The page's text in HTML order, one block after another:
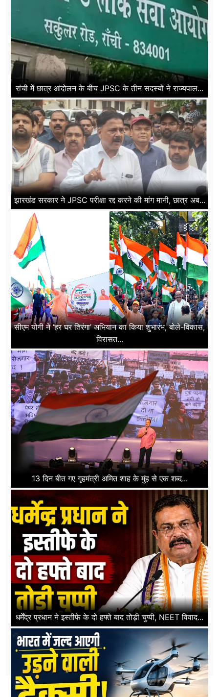
रांची में छात्र आंदोलन के बीच JPSC के तीन सदस्यों ने राज्यपाल...
झारखंड सरकार ने JPSC परीक्षा रद्द करने की मांग मानी, छात्र अब...
सीएम योगी ने ‘हर घर तिरंगा’ अभियान का किया शुभारंभ, बोले-विकास,
विरासत...
13 दिन बीत गए गृहमंत्री अमित शाह के मुंह से एक शब्द...
धर्मेंद्र प्रधान ने इस्तीफे के दो हफ्ते बाद तोड़ी चुप्पी, NEET विवाद...